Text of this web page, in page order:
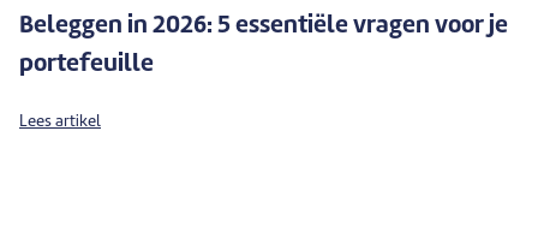
Beleggen in 2026: 5 essentiële vragen voor je
portefeuille
Lees artikel